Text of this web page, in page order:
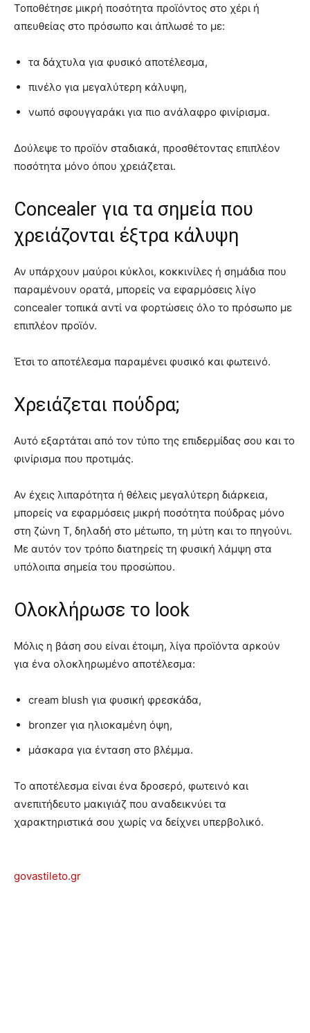
Τοποθέτησε μικρή ποσότητα προϊόντος στο χέρι ή
απευθείας στο πρόσωπο και άπλωσέ το με:
τα δάχτυλα για φυσικό αποτέλεσμα,
πινέλο για μεγαλύτερη κάλυψη,
νωπό σφουγγαράκι για πιο ανάλαφρο φινίρισμα.
Δούλεψε το προϊόν σταδιακά, προσθέτοντας επιπλέον
ποσότητα μόνο όπου χρειάζεται.
Concealer για τα σημεία που
χρειάζονται έξτρα κάλυψη
Αν υπάρχουν μαύροι κύκλοι, κοκκινίλες ή σημάδια που
παραμένουν ορατά, μπορείς να εφαρμόσεις λίγο
concealer τοπικά αντί να φορτώσεις όλο το πρόσωπο με
επιπλέον προϊόν.
Έτσι το αποτέλεσμα παραμένει φυσικό και φωτεινό.
Χρειάζεται πούδρα;
Αυτό εξαρτάται από τον τύπο της επιδερμίδας σου και το
φινίρισμα που προτιμάς.
Αν έχεις λιπαρότητα ή θέλεις μεγαλύτερη διάρκεια,
μπορείς να εφαρμόσεις μικρή ποσότητα πούδρας μόνο
στη ζώνη Τ, δηλαδή στο μέτωπο, τη μύτη και το πηγούνι.
Με αυτόν τον τρόπο διατηρείς τη φυσική λάμψη στα
υπόλοιπα σημεία του προσώπου.
Ολοκλήρωσε το look
Μόλις η βάση σου είναι έτοιμη, λίγα προϊόντα αρκούν
για ένα ολοκληρωμένο αποτέλεσμα:
cream blush για φυσική φρεσκάδα,
bronzer για ηλιοκαμένη όψη,
μάσκαρα για ένταση στο βλέμμα.
Το αποτέλεσμα είναι ένα δροσερό, φωτεινό και
ανεπιτήδευτο μακιγιάζ που αναδεικνύει τα
χαρακτηριστικά σου χωρίς να δείχνει υπερβολικό.
govastileto.gr